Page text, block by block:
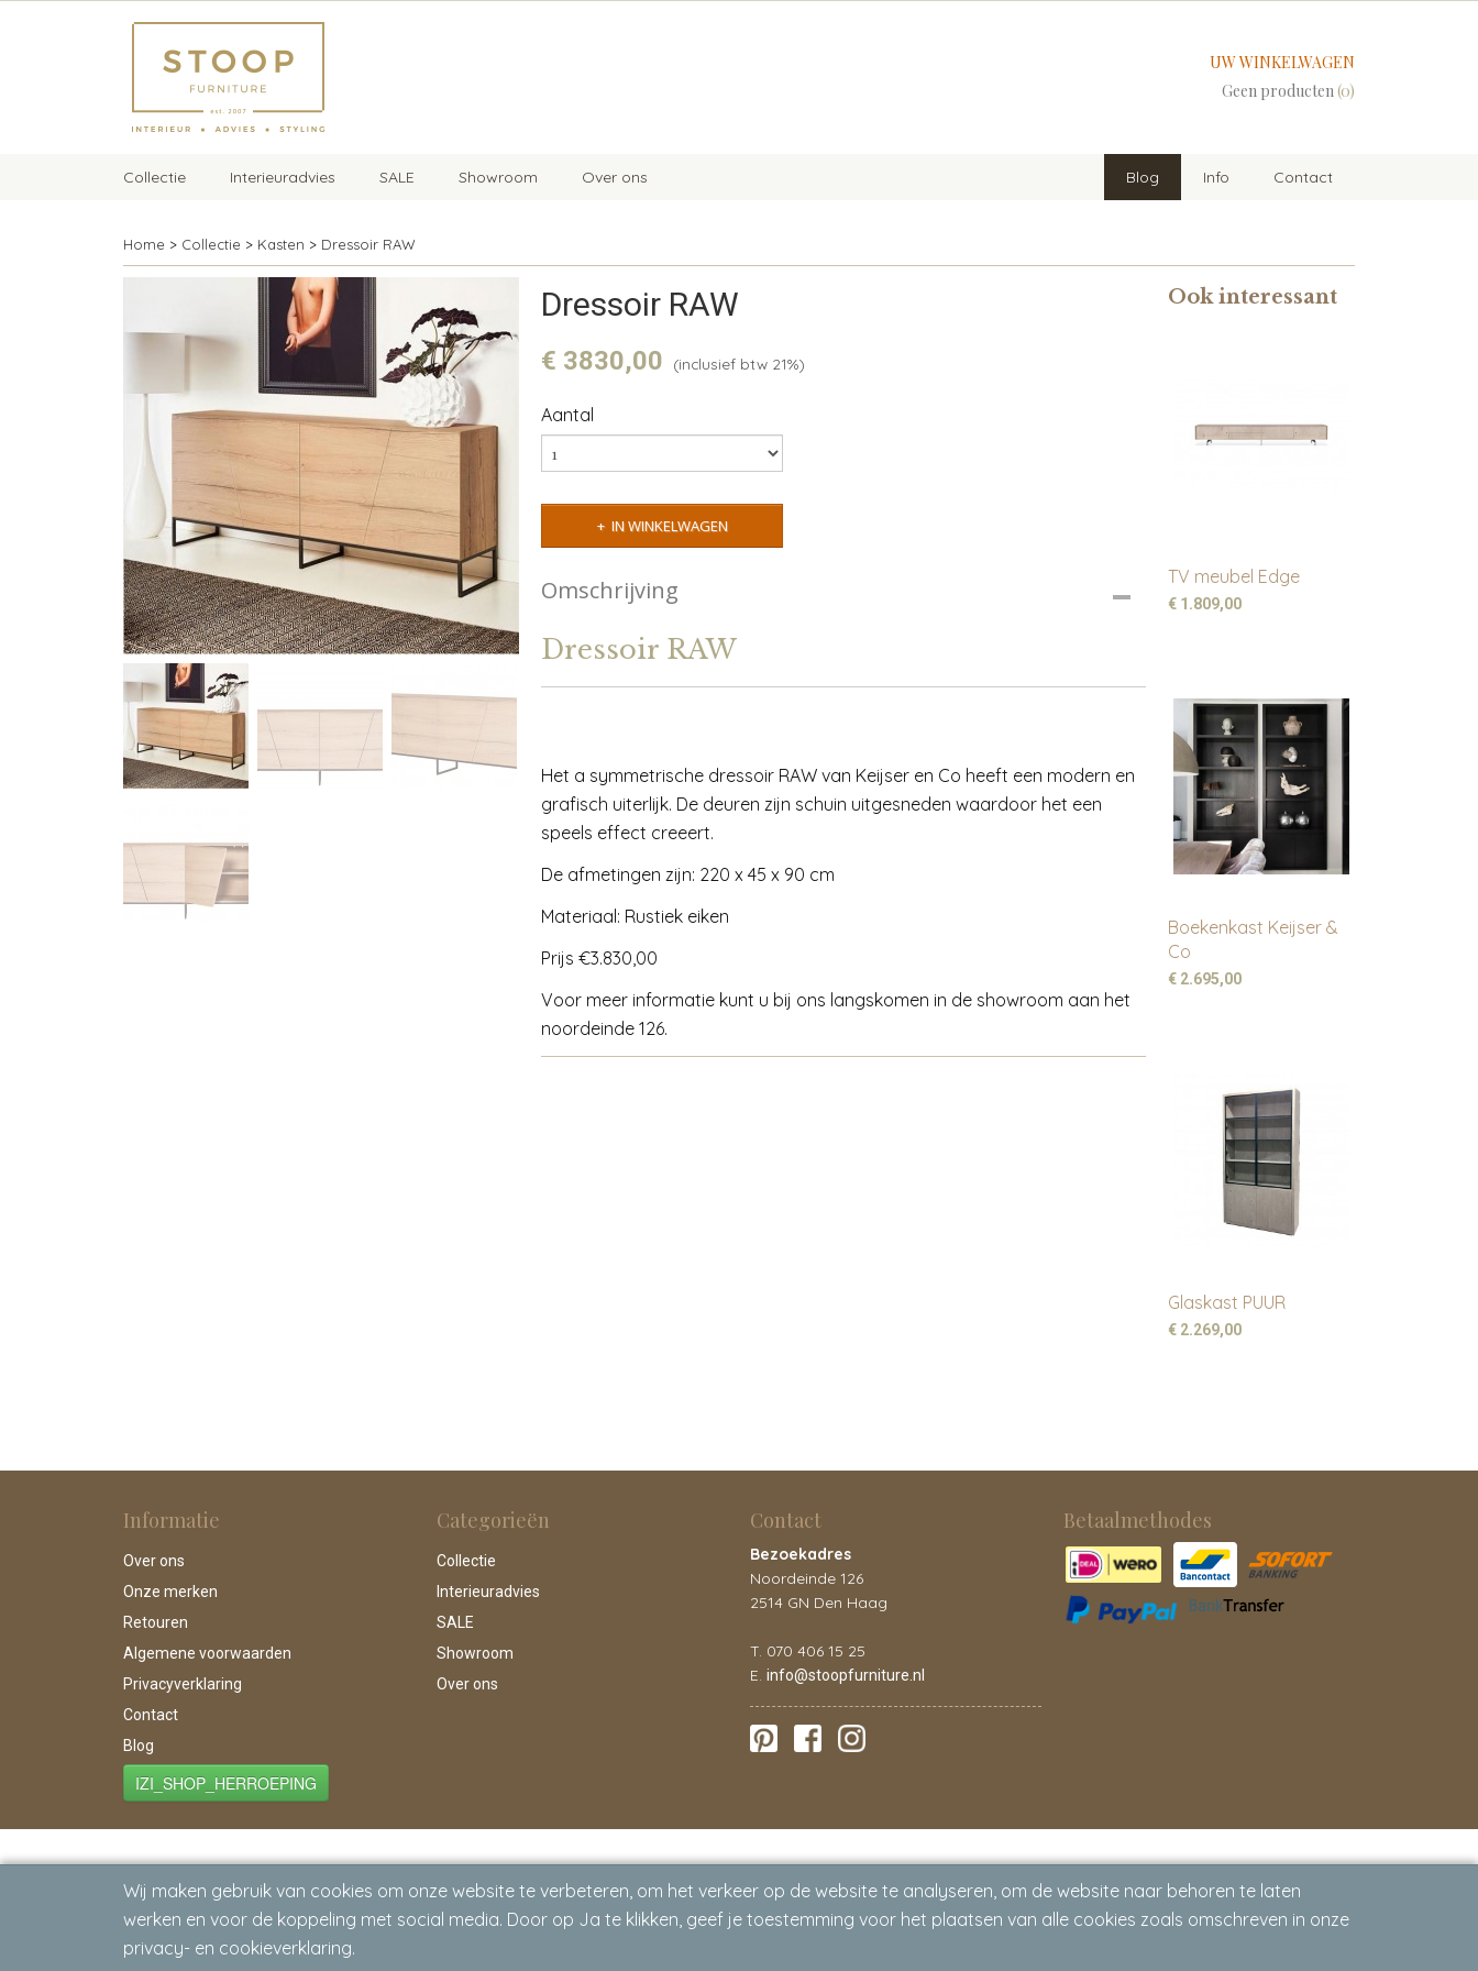
UW WINKELWAGEN
Geen producten(0)
Contact
Info
Blog
Collectie Interieuradvies SALE Showroom Over ons
Home > Collectie > Kasten > Dressoir RAW
Dressoir RAW
€ 3830,00 (inclusief btw 21%)
Aantal
IN WINKELWAGEN
Omschrijving
Dressoir RAW
Het a symmetrische dressoir RAW van Keijser en Co heeft een modern en
grafisch uiterlijk. De deuren zijn schuin uitgesneden waardoor het een
speels effect creeert.
De afmetingen zijn: 220 x 45 x 90 cm
Materiaal: Rustiek eiken
Prijs €3.830,00
Voor meer informatie kunt u bij ons langskomen in de showroom aan het
noordeinde 126.
Ook interessant
TV meubel Edge
€ 1.809,00
Boekenkast Keijser &
Co
€ 2.695,00
Glaskast PUUR
€ 2.269,00
Informatie
Over ons
Onze merken
Retouren
Algemene voorwaarden
Privacyverklaring
Contact
Blog
IZI_SHOP_HERROEPING
Categorieën
Collectie
Interieuradvies
SALE
Showroom
Over ons
Contact
Bezoekadres
Noordeinde 126
2514 GN Den Haag
T. 070 406 15 25
E. info@stoopfurniture.nl
Betaalmethodes
Wij maken gebruik van cookies om onze website te verbeteren, om het verkeer op de website te analyseren, om de website naar behoren te laten
werken en voor de koppeling met social media. Door op Ja te klikken, geef je toestemming voor het plaatsen van alle cookies zoals omschreven in onze
privacy- en cookieverklaring.